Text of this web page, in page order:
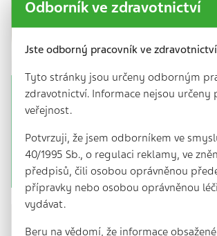
Tuberkulóza se Česka drží
6 min. | 12. 3. 2026
Počet případů tuberkulózy v Česku
měnící se geopolitické situaci sem
zemí, kde se nemoc vymyká…
Odborník ve zdravotnictví
Jste odborný pracovník ve
Tyto stránky jsou určeny odborným
zdravotnictví. Informace nejsou určeny
veřejnost.
Potvrzuji, že jsem odborníkem ve
40/1995 Sb., o regulaci reklamy, ve
předpisů, čili osobou oprávněnou
přípravky nebo osobou oprávněnou
vydávat.
Beru na vědomí, že informace